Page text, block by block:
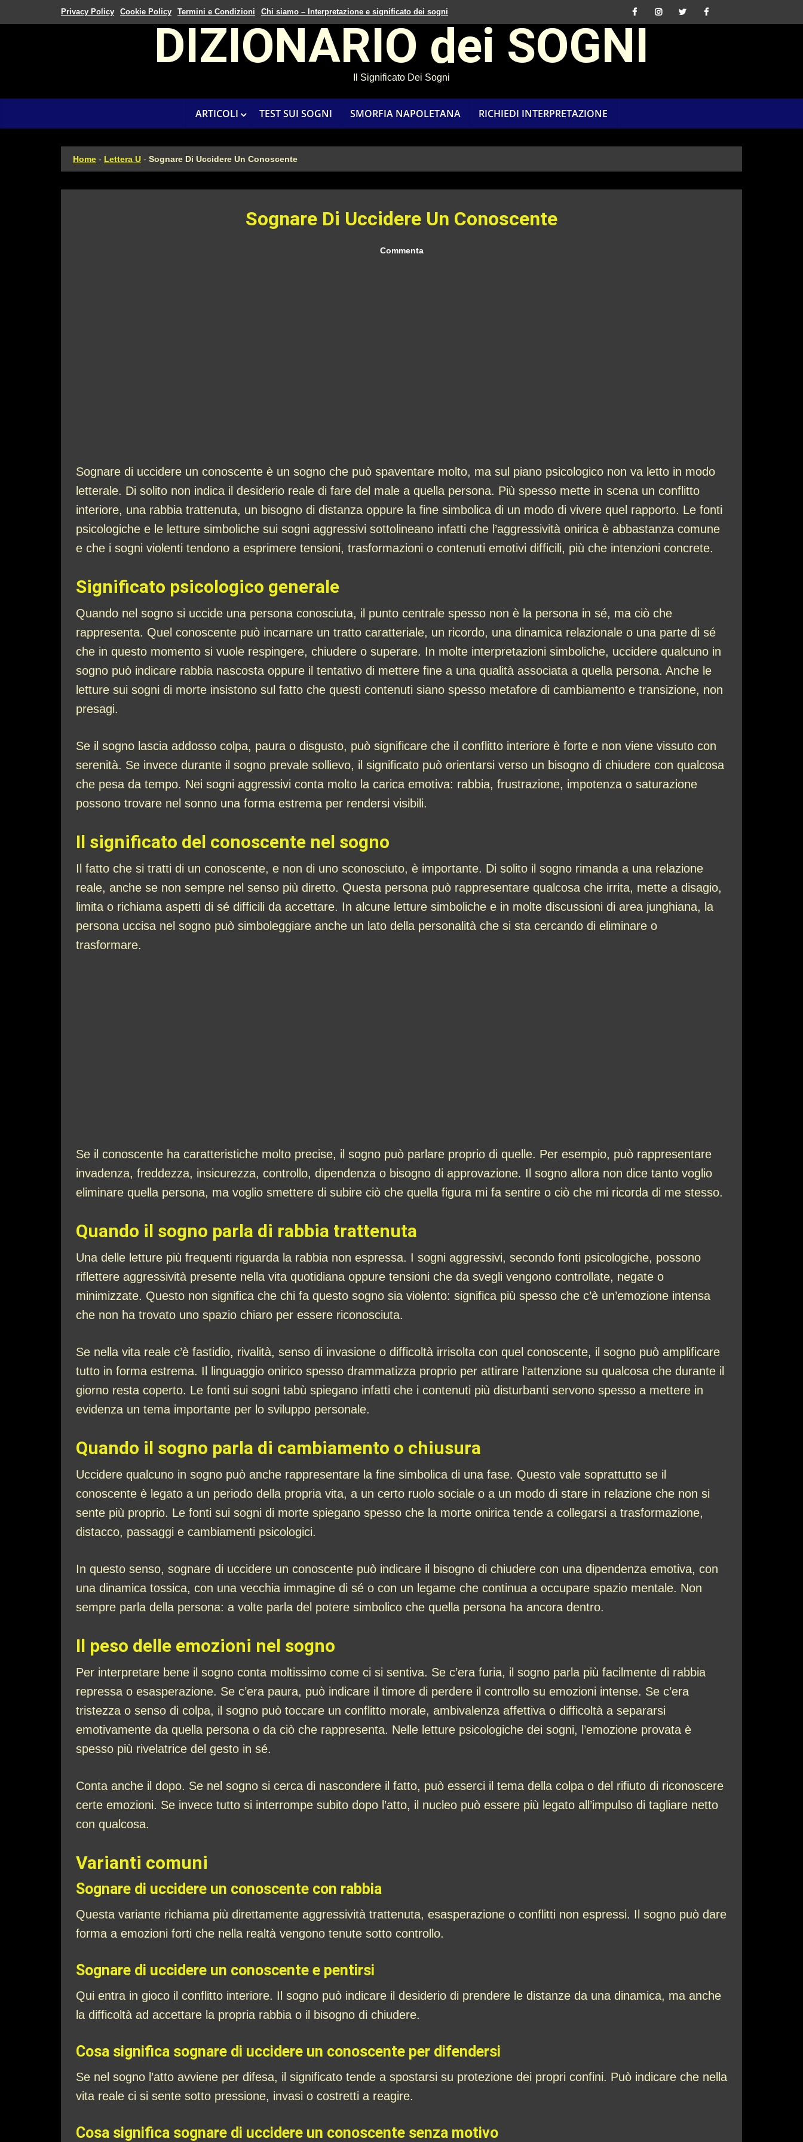
Privacy Policy Cookie Policy Termini e Condizioni Chi siamo – Interpretazione e significato dei sogni
DIZIONARIO dei SOGNI
Il Significato Dei Sogni
ARTICOLI TEST SUI SOGNI SMORFIA NAPOLETANA RICHIEDI INTERPRETAZIONE
Home - Lettera U - Sognare Di Uccidere Un Conoscente
Sognare Di Uccidere Un Conoscente
Commenta
Sognare di uccidere un conoscente è un sogno che può spaventare molto, ma sul piano psicologico non va letto in modo
letterale. Di solito non indica il desiderio reale di fare del male a quella persona. Più spesso mette in scena un conflitto
interiore, una rabbia trattenuta, un bisogno di distanza oppure la fine simbolica di un modo di vivere quel rapporto. Le fonti
psicologiche e le letture simboliche sui sogni aggressivi sottolineano infatti che l’aggressività onirica è abbastanza comune
e che i sogni violenti tendono a esprimere tensioni, trasformazioni o contenuti emotivi difficili, più che intenzioni concrete.
Significato psicologico generale
Quando nel sogno si uccide una persona conosciuta, il punto centrale spesso non è la persona in sé, ma ciò che
rappresenta. Quel conoscente può incarnare un tratto caratteriale, un ricordo, una dinamica relazionale o una parte di sé
che in questo momento si vuole respingere, chiudere o superare. In molte interpretazioni simboliche, uccidere qualcuno in
sogno può indicare rabbia nascosta oppure il tentativo di mettere fine a una qualità associata a quella persona. Anche le
letture sui sogni di morte insistono sul fatto che questi contenuti siano spesso metafore di cambiamento e transizione, non
presagi.
Se il sogno lascia addosso colpa, paura o disgusto, può significare che il conflitto interiore è forte e non viene vissuto con
serenità. Se invece durante il sogno prevale sollievo, il significato può orientarsi verso un bisogno di chiudere con qualcosa
che pesa da tempo. Nei sogni aggressivi conta molto la carica emotiva: rabbia, frustrazione, impotenza o saturazione
possono trovare nel sonno una forma estrema per rendersi visibili.
Il significato del conoscente nel sogno
Il fatto che si tratti di un conoscente, e non di uno sconosciuto, è importante. Di solito il sogno rimanda a una relazione
reale, anche se non sempre nel senso più diretto. Questa persona può rappresentare qualcosa che irrita, mette a disagio,
limita o richiama aspetti di sé difficili da accettare. In alcune letture simboliche e in molte discussioni di area junghiana, la
persona uccisa nel sogno può simboleggiare anche un lato della personalità che si sta cercando di eliminare o
trasformare.
Se il conoscente ha caratteristiche molto precise, il sogno può parlare proprio di quelle. Per esempio, può rappresentare
invadenza, freddezza, insicurezza, controllo, dipendenza o bisogno di approvazione. Il sogno allora non dice tanto voglio
eliminare quella persona, ma voglio smettere di subire ciò che quella figura mi fa sentire o ciò che mi ricorda di me stesso.
Quando il sogno parla di rabbia trattenuta
Una delle letture più frequenti riguarda la rabbia non espressa. I sogni aggressivi, secondo fonti psicologiche, possono
riflettere aggressività presente nella vita quotidiana oppure tensioni che da svegli vengono controllate, negate o
minimizzate. Questo non significa che chi fa questo sogno sia violento: significa più spesso che c’è un’emozione intensa
che non ha trovato uno spazio chiaro per essere riconosciuta.
Se nella vita reale c’è fastidio, rivalità, senso di invasione o difficoltà irrisolta con quel conoscente, il sogno può amplificare
tutto in forma estrema. Il linguaggio onirico spesso drammatizza proprio per attirare l’attenzione su qualcosa che durante il
giorno resta coperto. Le fonti sui sogni tabù spiegano infatti che i contenuti più disturbanti servono spesso a mettere in
evidenza un tema importante per lo sviluppo personale.
Quando il sogno parla di cambiamento o chiusura
Uccidere qualcuno in sogno può anche rappresentare la fine simbolica di una fase. Questo vale soprattutto se il
conoscente è legato a un periodo della propria vita, a un certo ruolo sociale o a un modo di stare in relazione che non si
sente più proprio. Le fonti sui sogni di morte spiegano spesso che la morte onirica tende a collegarsi a trasformazione,
distacco, passaggi e cambiamenti psicologici.
In questo senso, sognare di uccidere un conoscente può indicare il bisogno di chiudere con una dipendenza emotiva, con
una dinamica tossica, con una vecchia immagine di sé o con un legame che continua a occupare spazio mentale. Non
sempre parla della persona: a volte parla del potere simbolico che quella persona ha ancora dentro.
Il peso delle emozioni nel sogno
Per interpretare bene il sogno conta moltissimo come ci si sentiva. Se c’era furia, il sogno parla più facilmente di rabbia
repressa o esasperazione. Se c’era paura, può indicare il timore di perdere il controllo su emozioni intense. Se c’era
tristezza o senso di colpa, il sogno può toccare un conflitto morale, ambivalenza affettiva o difficoltà a separarsi
emotivamente da quella persona o da ciò che rappresenta. Nelle letture psicologiche dei sogni, l’emozione provata è
spesso più rivelatrice del gesto in sé.
Conta anche il dopo. Se nel sogno si cerca di nascondere il fatto, può esserci il tema della colpa o del rifiuto di riconoscere
certe emozioni. Se invece tutto si interrompe subito dopo l’atto, il nucleo può essere più legato all’impulso di tagliare netto
con qualcosa.
Varianti comuni
Sognare di uccidere un conoscente con rabbia
Questa variante richiama più direttamente aggressività trattenuta, esasperazione o conflitti non espressi. Il sogno può dare
forma a emozioni forti che nella realtà vengono tenute sotto controllo.
Sognare di uccidere un conoscente e pentirsi
Qui entra in gioco il conflitto interiore. Il sogno può indicare il desiderio di prendere le distanze da una dinamica, ma anche
la difficoltà ad accettare la propria rabbia o il bisogno di chiudere.
Cosa significa sognare di uccidere un conoscente per difendersi
Se nel sogno l’atto avviene per difesa, il significato tende a spostarsi su protezione dei propri confini. Può indicare che nella
vita reale ci si sente sotto pressione, invasi o costretti a reagire.
Cosa significa sognare di uccidere un conoscente senza motivo